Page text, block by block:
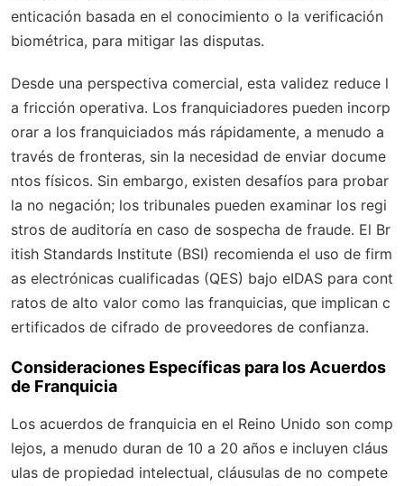
enticación basada en el conocimiento o la verificación
biométrica, para mitigar las disputas.
Desde una perspectiva comercial, esta validez reduce l
a fricción operativa. Los franquiciadores pueden incorp
orar a los franquiciados más rápidamente, a menudo a
través de fronteras, sin la necesidad de enviar docume
ntos físicos. Sin embargo, existen desafíos para probar
la no negación; los tribunales pueden examinar los regi
stros de auditoría en caso de sospecha de fraude. El Br
itish Standards Institute (BSI) recomienda el uso de firm
as electrónicas cualificadas (QES) bajo eIDAS para cont
ratos de alto valor como las franquicias, que implican c
ertificados de cifrado de proveedores de confianza.
Consideraciones Específicas para los Acuerdos
de Franquicia
Los acuerdos de franquicia en el Reino Unido son comp
lejos, a menudo duran de 10 a 20 años e incluyen cláus
ulas de propiedad intelectual, cláusulas de no compete